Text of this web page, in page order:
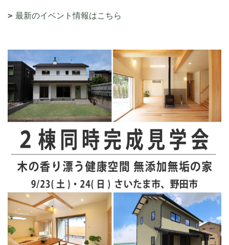
最新のイベント情報はこちら